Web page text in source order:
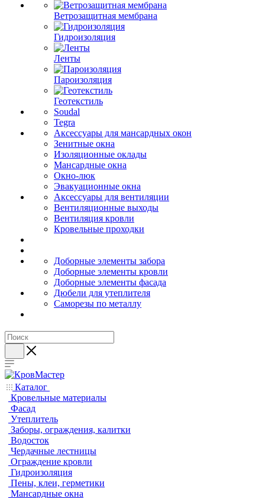
Ветрозащитная мембрана
Гидроизоляция
Ленты
Пароизоляция
Геотекстиль
Soudal
Tegra
Аксессуары для мансардных окон
Зенитные окна
Изоляционные оклады
Мансардные окна
Окно-люк
Эвакуационные окна
Аксессуары для вентиляции
Вентиляционные выходы
Вентиляция кровли
Кровельные проходки
Доборные элементы забора
Доборные элементы кровли
Доборные элементы фасада
Дюбели для утеплителя
Саморезы по металлу
Каталог
Кровельные материалы
Фасад
Утеплитель
Заборы, ограждения, калитки
Водосток
Чердачные лестницы
Ограждение кровли
Гидроизоляция
Пены, клеи, герметики
Мансардные окна